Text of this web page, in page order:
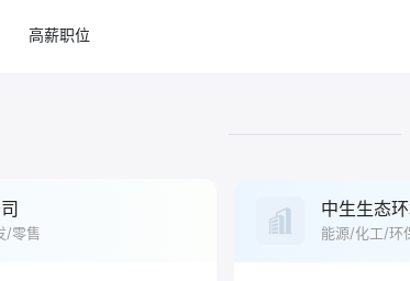
高薪职位
/零售
中生生态
能源/化工/环